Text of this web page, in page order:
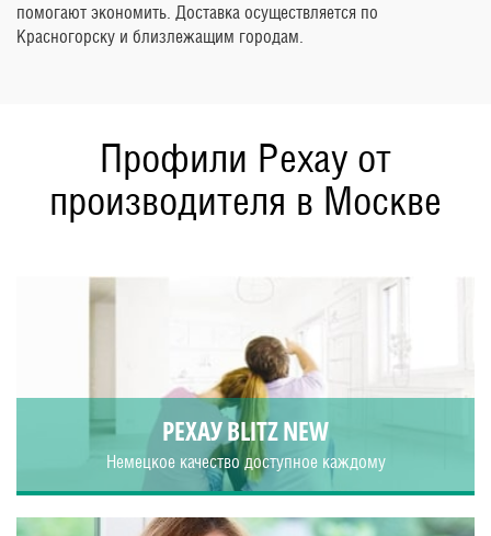
помогают экономить. Доставка осуществляется по
Красногорску и близлежащим городам.
Профили Рехау от
производителя в Москве
РЕХАУ BLITZ NEW
Немецкое качество доступное каждому